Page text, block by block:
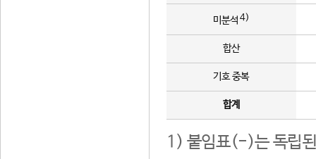
미분석 4)
합산
기호 중복
합계
1) 붙임표(-)는 독립된